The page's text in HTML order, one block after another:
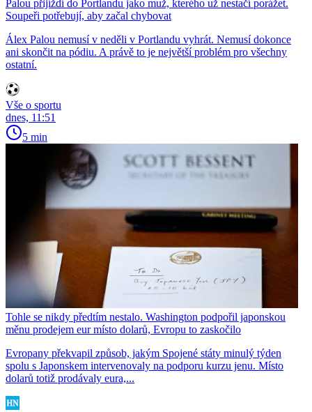
Palou přijíždí do Portlandu jako muž, kterého už nestačí porážet.
Soupeři potřebují, aby začal chybovat
Álex Palou nemusí v neděli v Portlandu vyhrát. Nemusí dokonce
ani skončit na pódiu. A právě to je největší problém pro všechny
ostatní.
Vše o sportu
dnes, 11:51
5 min
Tohle se nikdy předtím nestalo. Washington podpořil japonskou
měnu prodejem eur místo dolarů, Evropu to zaskočilo
Evropany překvapil způsob, jakým Spojené státy minulý týden
spolu s Japonskem intervenovaly na podporu kurzu jenu. Místo
dolarů totiž prodávaly eura,...